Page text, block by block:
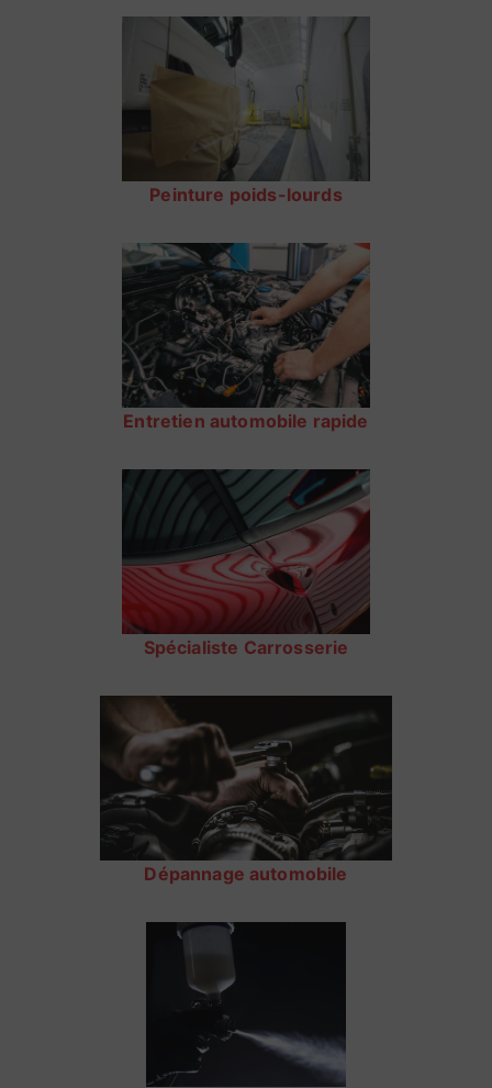
Peinture poids-lourds
Entretien automobile rapide
Spécialiste Carrosserie
Dépannage automobile